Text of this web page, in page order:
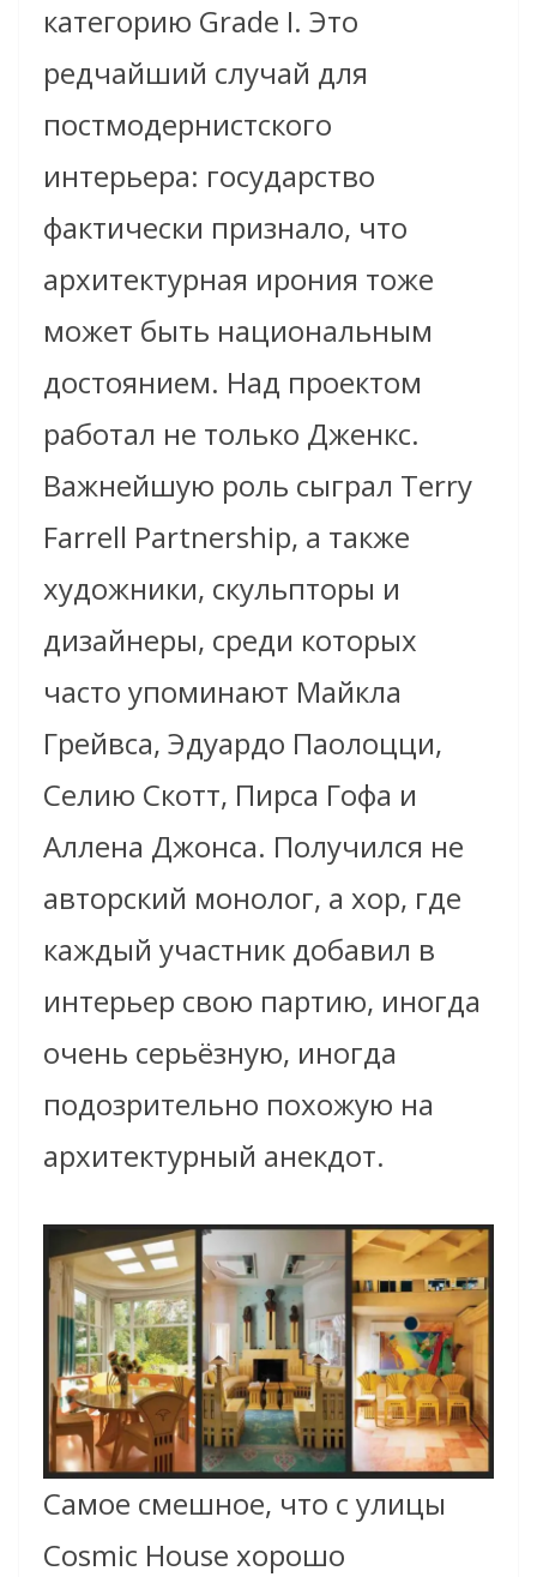
категорию Grade I. Это
редчайший случай для
постмодернистского
интерьера: государство
фактически признало, что
архитектурная ирония тоже
может быть национальным
достоянием. Над проектом
работал не только Дженкс.
Важнейшую роль сыграл Terry
Farrell Partnership, а также
художники, скульпторы и
дизайнеры, среди которых
часто упоминают Майкла
Грейвса, Эдуардо Паолоцци,
Селию Скотт, Пирса Гофа и
Аллена Джонса. Получился не
авторский монолог, а хор, где
каждый участник добавил в
интерьер свою партию, иногда
очень серьёзную, иногда
подозрительно похожую на
архитектурный анекдот.
Самое смешное, что с улицы
Cosmic House хорошо